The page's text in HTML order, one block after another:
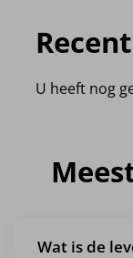
U heeft nog
Wat is de